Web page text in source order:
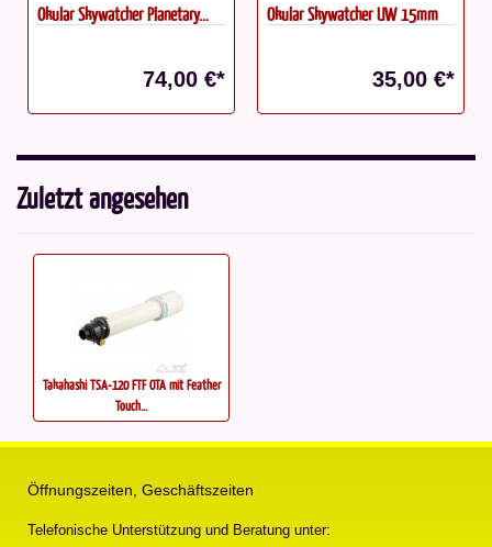
Okular Skywatcher Planetary...
74,00 €*
Okular Skywatcher UW 15mm
35,00 €*
Zuletzt angesehen
Takahashi TSA-120 FTF OTA mit Feather
Touch...
Öffnungszeiten, Geschäftszeiten
Telefonische Unterstützung und Beratung unter: